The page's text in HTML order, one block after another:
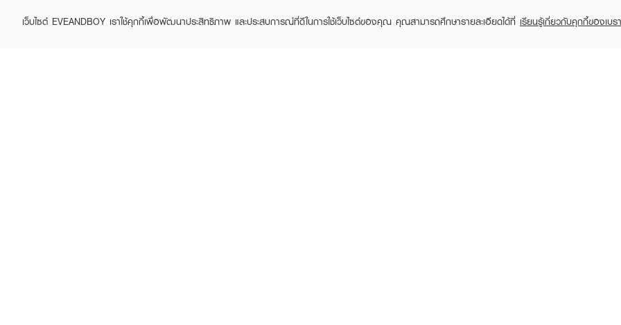
เว็บไซต์ EVEANDBOY เราใช้คุกกี้เพื่อพัฒนาประสิทธิภาพ และประสบการณ์ที่ดีในการใช้เว็บไซต์ของคุณ คุณสามารถศึกษารายละเอียดได้ที่ เรียนรู้เกี่ยวกับคุกกี้ของเบร
Sell on EVEANDBOY